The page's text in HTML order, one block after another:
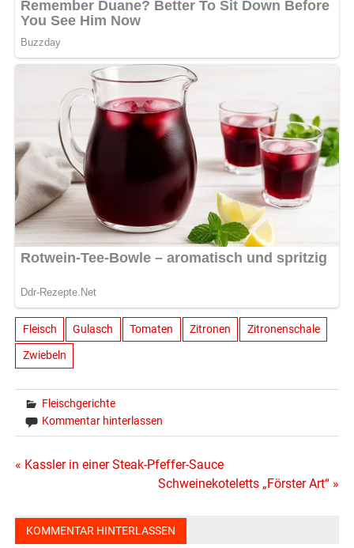
Fleisch Gulasch Tomaten Zitronen Zitronenschale
Zwiebeln
Fleischgerichte
Kommentar hinterlassen
Beitragsnavigation
« Kassler in einer Steak-Pfeffer-Sauce
Schweinekoteletts „Förster Art“ »
KOMMENTAR HINTERLASSEN